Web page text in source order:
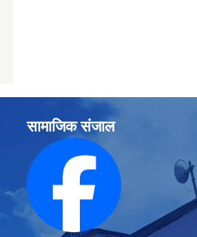
सामाजिक संजाल